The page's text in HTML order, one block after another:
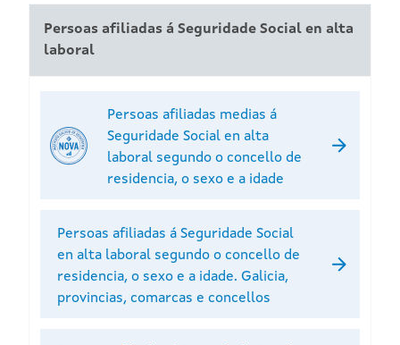
Persoas afiliadas á Seguridade Social en alta
laboral
Persoas afiliadas medias á
Seguridade Social en alta
laboral segundo o concello de
residencia, o sexo e a idade
Persoas afiliadas á Seguridade Social
en alta laboral segundo o concello de
residencia, o sexo e a idade. Galicia,
provincias, comarcas e concellos